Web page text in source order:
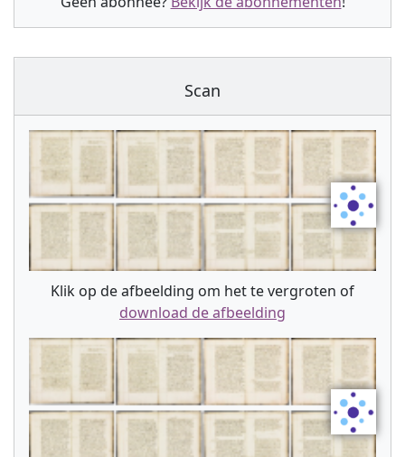
Scan
Klik op de afbeelding om het te vergroten of
download de afbeelding